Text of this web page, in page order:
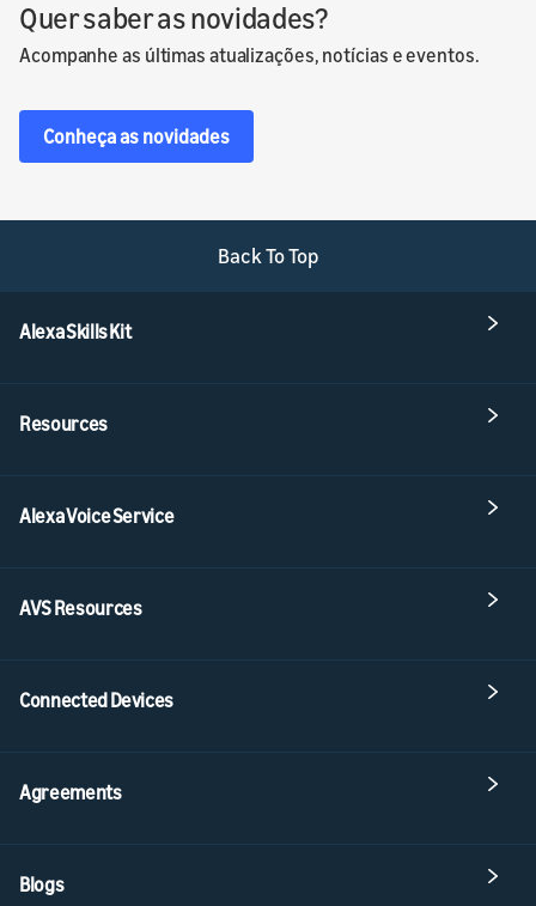
Quer saber as novidades?
Acompanhe as últimas atualizações, notícias e eventos.
Conheça as novidades
Back To Top
Alexa Skills Kit
Resources
Alexa Voice Service
AVS Resources
Connected Devices
Agreements
Blogs